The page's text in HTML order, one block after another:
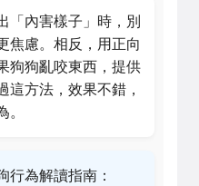
「內害樣子」時，別
焦慮。相反，用正向
狗狗亂咬東西，提供
這方法，效果不錯，
。
行為解讀指南：